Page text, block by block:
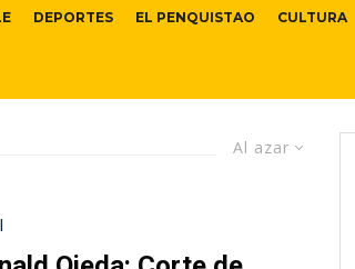
DEPORTES EL PENQUISTAO CULTURA
Al azar